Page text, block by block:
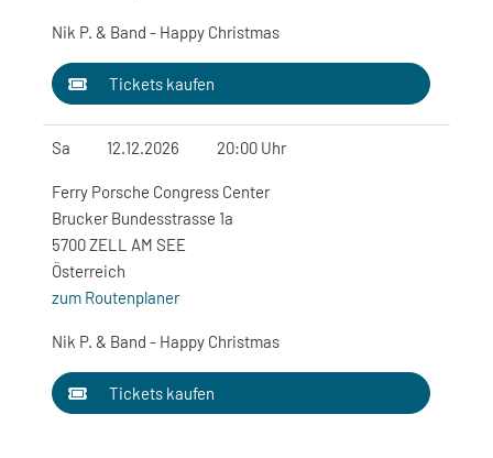
Nik P. & Band - Happy Christmas
Tickets kaufen
Sa 12.12.2026 20:00 Uhr
Ferry Porsche Congress Center
Brucker Bundesstrasse 1a
5700 ZELL AM SEE
Österreich
zum Routenplaner
Nik P. & Band - Happy Christmas
Tickets kaufen